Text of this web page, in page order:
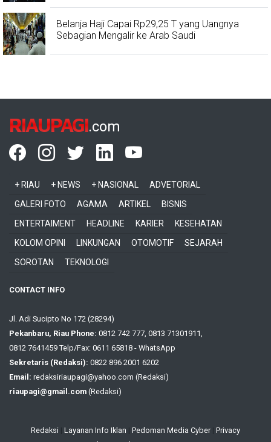
Belanja Haji Capai Rp29,25 T yang Uangnya
Sebagian Mengalir ke Arab Saudi
RIAUPAGI.com
+ RIAU + NEWS + NASIONAL
ADVETORIAL
GALERI FOTO
AGAMA ARTIKEL
BISNIS
ENTERTAIMENT
HEADLINE KARIER
KESEHATAN
KOLOM OPINI
LINKUNGAN OTOMOTIF
SEJARAH
SOROTAN
TEKNOLOGI
CONTACT INFO
Jl. Adi Sucipto No 172 (28294)
Pekanbaru, Riau Phone: 0812 742 777, 0813 71301911,
0812 7641459 Telp/Fax: 0611 65818 - WhatsApp
Sekretaris (Redaksi): 0822 896 2001 6202
Email: redaksiriaupagi@yahoo.com (Redaksi)
riaupagi@gmail.com (Redaksi)
Redaksi Layanan Info Iklan Pedoman Media Cyber Privacy